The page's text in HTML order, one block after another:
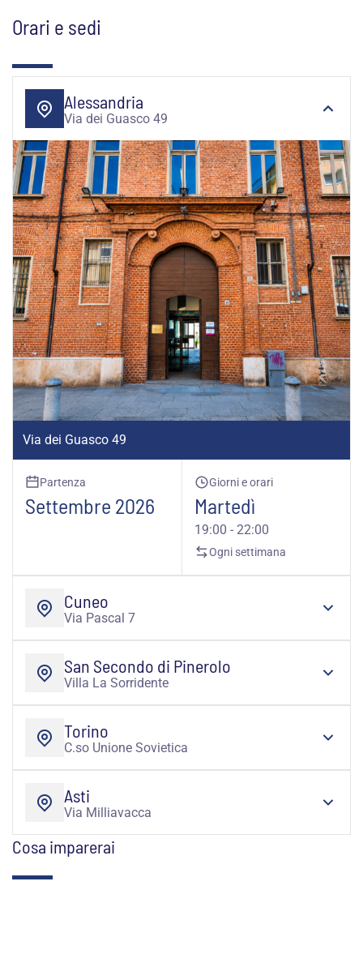
Orari e sedi
Alessandria
Via dei Guasco 49
Via dei Guasco 49
Partenza
Settembre 2026
Giorni e orari
Martedì
19:00 - 22:00
Ogni settimana
Cuneo
Via Pascal 7
San Secondo di Pinerolo
Villa La Sorridente
Torino
C.so Unione Sovietica
Asti
Via Milliavacca
Cosa imparerai